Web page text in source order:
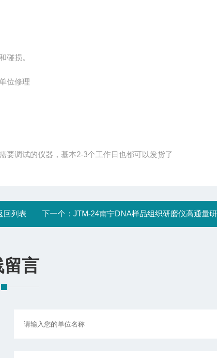
碰损。
位修理
要调试的仪器，基本2-3个工作日也都可以发货了
回列表 下一个： JTM-24南宁DNA样品组织研磨仪高通量研磨机
言